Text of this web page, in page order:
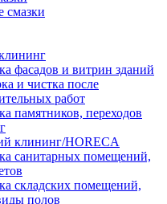
смазки
фасадов и витрин зданий
и чистка после
работ
памятников, переходов
клининг/HORECA
санитарных помещений,
складских помещений,
полов